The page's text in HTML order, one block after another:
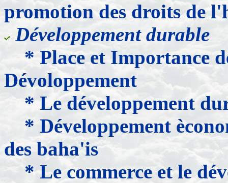
promotion des droits de
Développement durable
* Place et Importance
Dévoloppement
* Le développement
* Développement
des baha'is
* Le commerce et le